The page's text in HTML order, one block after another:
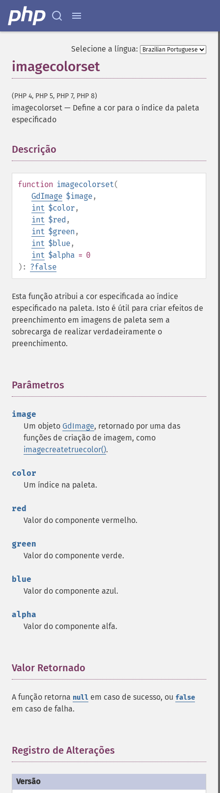
Selecione a língua:
imagecolorset
(PHP 4, PHP 5, PHP 7, PHP 8)
imagecolorset — Define a cor para o índice da paleta
especificado
Descrição
function imagecolorset(
GdImage $image,
int $color,
int $red ,
int $green ,
int $blue,
int $alpha = 0
): ?false
Esta função atribui a cor especificada ao índice
especificado na paleta. Isto é útil para criar efeitos de
preenchimento em imagens de paleta sem a
sobrecarga de realizar verdadeiramente o
preenchimento.
Parâmetros
image
Um objeto GdImage, retornado por uma das
funções de criação de imagem, como
imagecreatetruecolor().
color
Um índice na paleta.
red
Valor do componente vermelho.
green
Valor do componente verde.
blue
Valor do componente azul.
alpha
Valor do componente alfa.
Valor Retornado
A função retorna null em caso de sucesso, ou false
em caso de falha.
Registro de Alterações